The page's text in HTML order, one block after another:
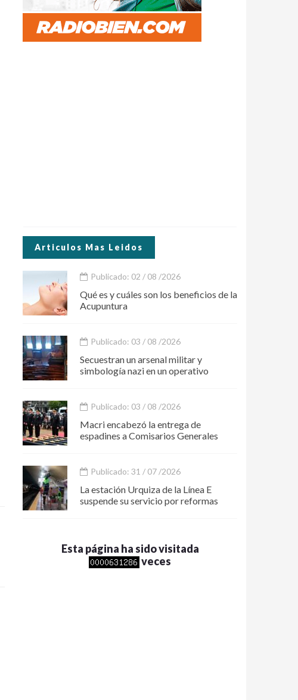
Articulos Mas Leidos
Publicado: 02 / 08 /2026
Qué es y cuáles son los beneficios de la
Acupuntura
Publicado: 03 / 08 /2026
Secuestran un arsenal militar y
simbología nazi en un operativo
Publicado: 03 / 08 /2026
Macri encabezó la entrega de
espadines a Comisarios Generales
Publicado: 31 / 07 /2026
La estación Urquiza de la Línea E
suspende su servicio por reformas
Esta página ha sido visitada
veces